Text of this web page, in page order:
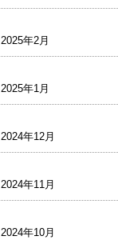
2025年2月
2025年1月
2024年12月
2024年11月
2024年10月